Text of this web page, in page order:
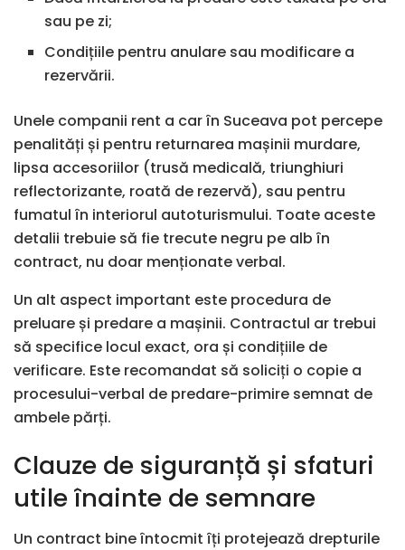
sau pe zi;
Condițiile pentru anulare sau modificare a
rezervării.
Unele companii rent a car în Suceava pot percepe
penalități și pentru returnarea mașinii murdare,
lipsa accesoriilor (trusă medicală, triunghiuri
reflectorizante, roată de rezervă), sau pentru
fumatul în interiorul autoturismului. Toate aceste
detalii trebuie să fie trecute negru pe alb în
contract, nu doar menționate verbal.
Un alt aspect important este procedura de
preluare și predare a mașinii. Contractul ar trebui
să specifice locul exact, ora și condițiile de
verificare. Este recomandat să soliciți o copie a
procesului-verbal de predare-primire semnat de
ambele părți.
Clauze de siguranță și sfaturi
utile înainte de semnare
Un contract bine întocmit îți protejează drepturile